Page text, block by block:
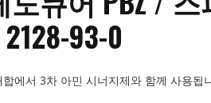
93-0
에서 3차 아민 시너지제와 함께 사용됩